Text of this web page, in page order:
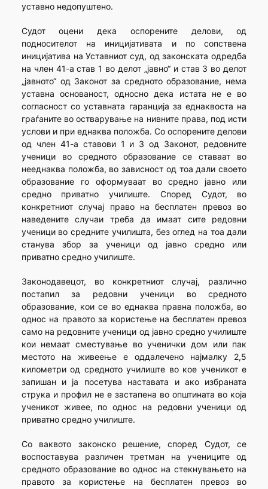
уставно недопуштено.
Судот оцени дека оспорените делови, од
подносителот на иницијативата и по сопствена
иницијатива на Уставниот суд, од законската одредба
на член 41-а став 1 во делот „јавно“ и став 3 во делот
„јавното“ од Законот за средното образование, нема
уставна основаност, односно дека истата не е во
согласност со уставната гаранција за еднаквоста на
граѓаните во остварување на нивните права, под исти
услови и при еднаква положба. Со оспорените делови
од член 41-а ставови 1 и 3 од Законот, редовните
ученици во средното образование се ставаат во
нееднаква положба, во зависност од тоа дали своето
образование го оформуваат во средно јавно или
средно приватно училиште. Според Судот, во
конкретниот случај право на бесплатен превоз во
наведените случаи треба да имаат сите редовни
ученици во средните училишта, без оглед на тоа дали
станува збор за ученици од јавно средно или
приватно средно училиште.
Законодавецот, во конкретниот случај, различно
постапил за редовни ученици во средното
образование, кои се во еднаква правна положба, во
однос на правото за користење на бесплатен превоз
само на редовните ученици од јавно средно училиште
кои немаат сместување во ученички дом или пак
местото на живеење е оддалечено најмалку 2,5
километри од средното училиште во кое ученикот е
запишан и ја посетува наставата и ако избраната
струка и профил не е застапена во општината во која
ученикот живее, по однос на редовни ученици од
приватно средно училиште.
Со ваквото законско решение, според Судот, се
воспоставува различен третман на учениците од
средното образование во однос на стекнувањето на
правото за користење на бесплатен превоз во